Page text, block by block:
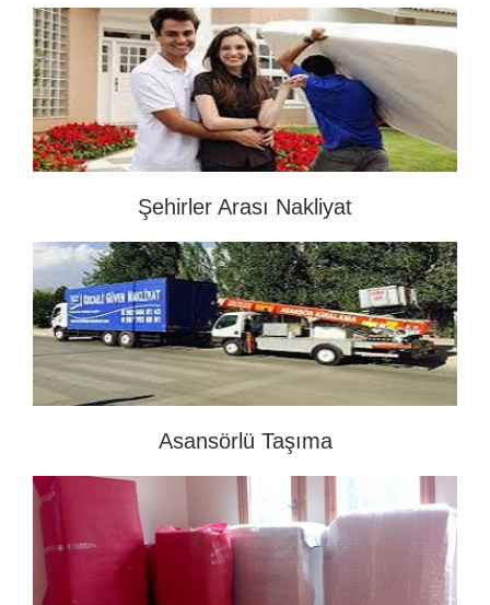
Şehirler Arası Nakliyat
Asansörlü Taşıma